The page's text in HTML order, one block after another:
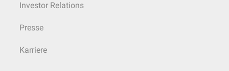
Investor Relations
Presse
Karriere